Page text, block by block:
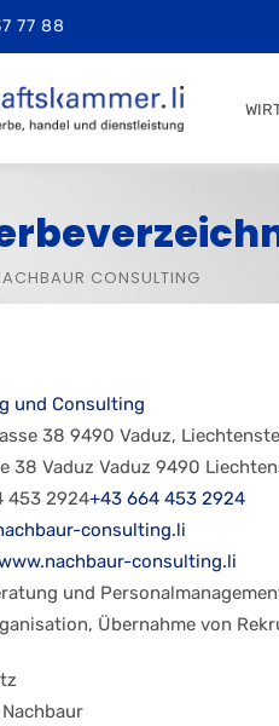
77 88
CONSULTING
und Consulting
38 9490 Vaduz,
38 Vaduz Vaduz 9490
453 2924+43 664 453 2924
consulting.li
consulting.li
und
Übernahme von